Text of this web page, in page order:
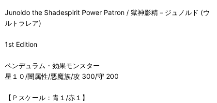
Junoldo the Shadespirit Power Patron / 獄神影精－ジュノルド (ウ
ルトラレア)
1st Edition
ペンデュラム・効果モンスター
星１０/闇属性/悪魔族/攻 300/守 200
【Ｐスケール：青１/赤１】